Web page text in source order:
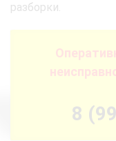
разборки.
8